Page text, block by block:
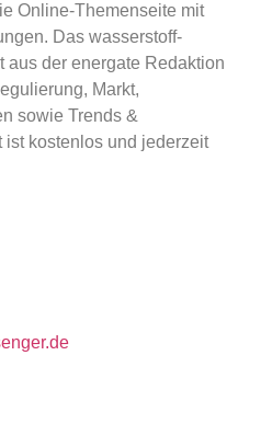
Online-Themenseite mit
Das wasserstoff-
aus der energate Redaktion
Markt,
sowie Trends &
ist kostenlos und jederzeit